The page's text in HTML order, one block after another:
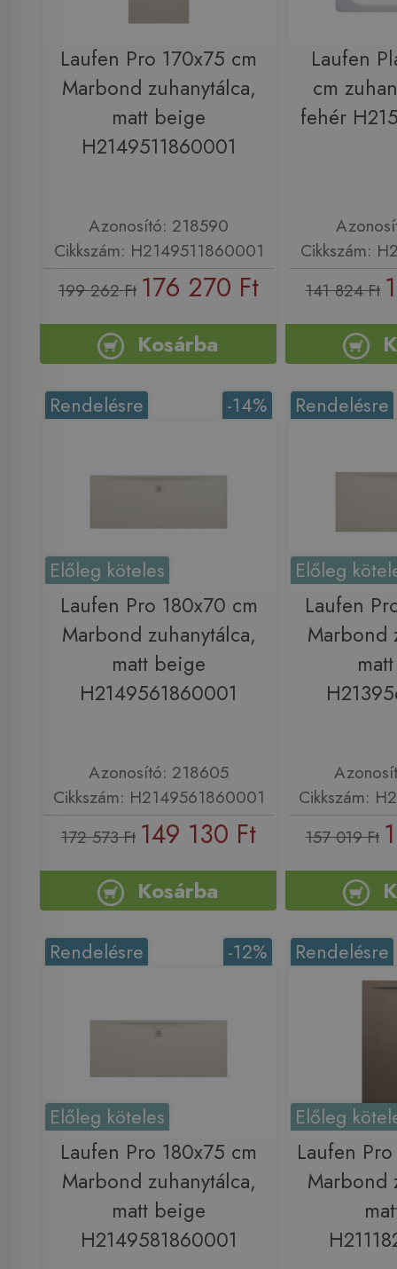
Laufen Pro 170x75 cm
Marbond zuhanytálca,
matt beige
H2149511860001
Azonosító: 218590
Cikkszám: H2149511860001
199 262 Ft 176 270 Ft
Kosárba
Laufen
cm
fehér
Cikkszám:
141 824 Ft
-14%
Rendelésre
Előleg köteles
Laufen Pro 180x70 cm
Marbond zuhanytálca,
matt beige
H2149561860001
Azonosító: 218605
Cikkszám: H2149561860001
172 573 Ft 149 130 Ft
Kosárba
Rendelésre
Előleg
Laufen
Marbond
Cikkszám:
157 019 Ft
-12%
Rendelésre
Előleg köteles
Laufen Pro 180x75 cm
Marbond zuhanytálca,
matt beige
H2149581860001
Rendelésre
Előleg
Laufen
Marbond